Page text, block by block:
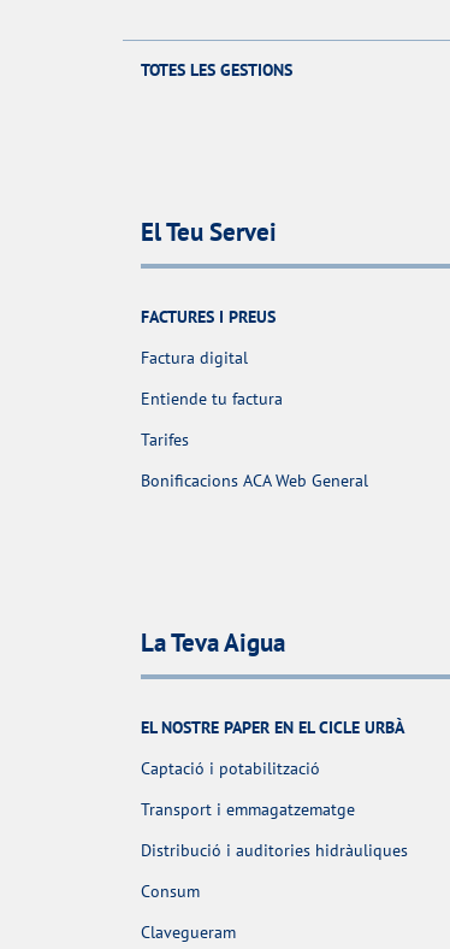
TOTES LES GESTIONS
El Teu Servei
FACTURES I PREUS
Factura digital
Entiende tu factura
Tarifes
Bonificacions ACA Web General
La Teva Aigua
EL NOSTRE PAPER EN EL CICLE URBÀ
Captació i potabilització
Transport i emmagatzematge
Distribució i auditories hidràuliques
Consum
Clavegueram